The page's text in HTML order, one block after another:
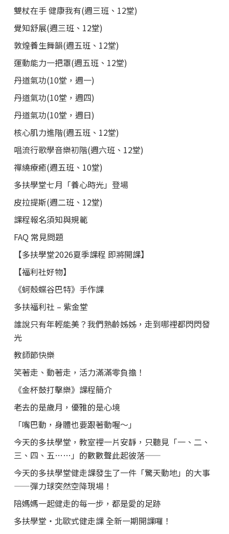
雙杖在手 健康我有(週三班、12堂)
覺知舒展(週三班、12堂)
敦煌養生舞韻(週五班、12堂)
運動能力一把罩(週五班、12堂)
丹道氣功(10堂，週一)
丹道氣功(10堂，週四)
丹道氣功(10堂，週日)
核心肌力進階(週五班、12堂)
唱流行歌學音樂初階(週六班、12堂)
禪繞療癒(週五班、10堂)
多扶學堂七月「養心時光」登場
皮拉提斯(週二班、12堂)
課程報名須知與規範
FAQ 常見問題
【多扶學堂2026夏季課程 即將開課】
【福利社好物】
《蚵殼蝶谷巴特》手作課
多扶福利社 – 紫金堂
誰說只有年輕能美？我們熟齡姊姊，走到哪裡都閃閃發
光
教師節快樂
笑著走、動著走，活力滿滿零負擔！
《金杯鼓打擊樂》課程簡介
老去的是歲月，優雅的是心境
「嘴巴動，身體也要跟著動喔～」
今天的多扶學堂，教室裡一片安靜，只聽見「一、二、
三、四、五……」的數數聲此起彼落——
今天的多扶學堂健走課發生了一件「驚天動地」的大事
——彈力球突然空降現場！
陪媽媽一起健走的每一步，都是愛的足跡
多扶學堂・北歐式健走課 全新一期開課囉！